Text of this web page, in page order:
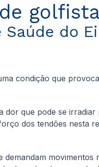
golfista
Saúde do
condição que
que pode se
dos tendões nesta